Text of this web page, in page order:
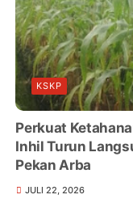
KSKP
Perkuat
Inhil Turun
Pekan Arba
JULI 22, 2026